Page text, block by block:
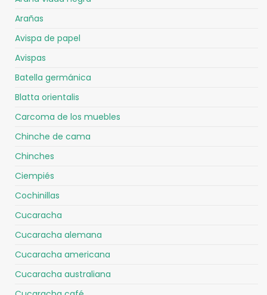
Arañas
Avispa de papel
Avispas
Batella germánica
Blatta orientalis
Carcoma de los muebles
Chinche de cama
Chinches
Ciempiés
Cochinillas
Cucaracha
Cucaracha alemana
Cucaracha americana
Cucaracha australiana